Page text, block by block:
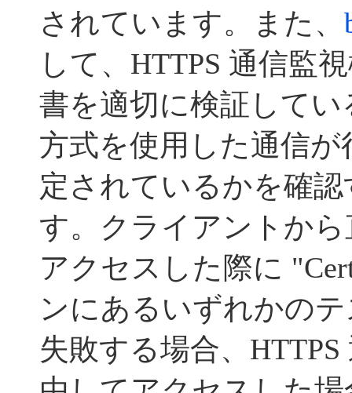
されています。また、
して、HTTPS 通信監
書を適切に検証して
方式を使用した通信
定されているかを確
す。クライアントか
アクセスした際に
ンにあるいずれかの
失敗する場合、